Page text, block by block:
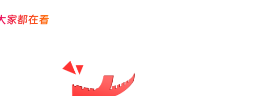
家都在看